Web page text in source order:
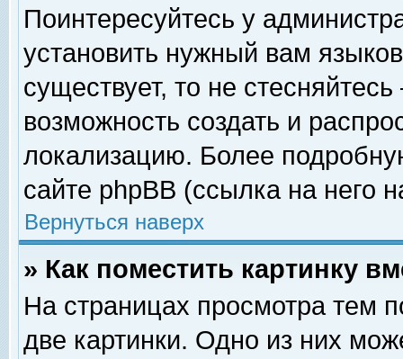
Поинтересуйтесь у
установить нужный вам
существует, то не
возможность создать и
локализацию. Более
сайте phpBB (ссылка на него
Вернуться наверх
» Как поместить картинку
На страницах просмотра тем
две картинки. Одно из них